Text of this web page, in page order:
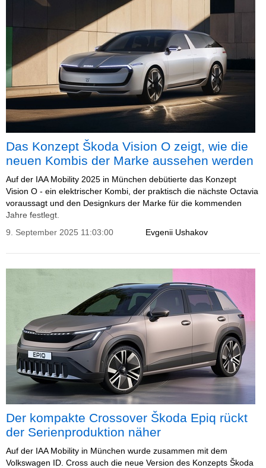
Das Konzept Škoda Vision O zeigt, wie die
neuen Kombis der Marke aussehen werden
Auf der IAA Mobility 2025 in München debütierte das Konzept
Vision O - ein elektrischer Kombi, der praktisch die nächste Octavia
voraussagt und den Designkurs der Marke für die kommenden
Jahre festlegt.
Evgenii Ushakov
9. September 2025 11:03:00
Der kompakte Crossover Škoda Epiq rückt
der Serienproduktion näher
Auf der IAA Mobility in München wurde zusammen mit dem
Volkswagen ID. Cross auch die neue Version des Konzepts Škoda